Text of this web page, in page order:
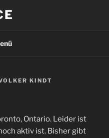
KINDT
Ontario. Leider ist
aktiv ist. Bisher gibt